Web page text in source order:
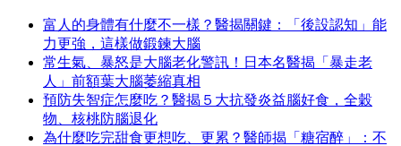
富人的身體有什麼不一樣？醫揭關鍵：「後設認知」能
力更強，這樣做鍛鍊大腦
常生氣、暴怒是大腦老化警訊！日本名醫揭「暴走老
人」前額葉大腦萎縮真相
預防失智症怎麼吃？醫揭５大抗發炎益腦好食，全穀
物、核桃防腦退化
為什麼吃完甜食更想吃、更累？醫師揭「糖宿醉」：不